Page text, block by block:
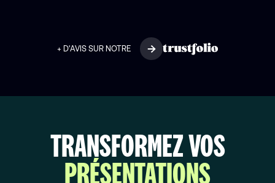
+ D'AVIS SUR NOTRE
TRANSFORMEZ VOS
PRÉSENTATIONS